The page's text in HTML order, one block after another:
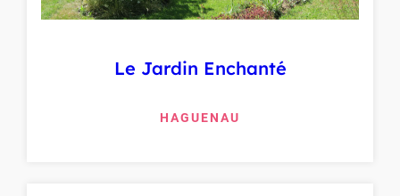
Le Jardin Enchanté
HAGUENAU